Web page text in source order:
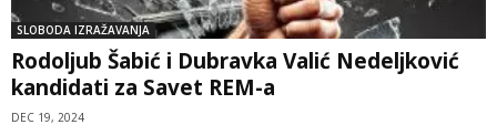
SLOBODA IZRAŽAVANJA
Rodoljub Šabić i Dubravka Valić Nedeljković
kandidati za Savet REM-a
DEC 19, 2024